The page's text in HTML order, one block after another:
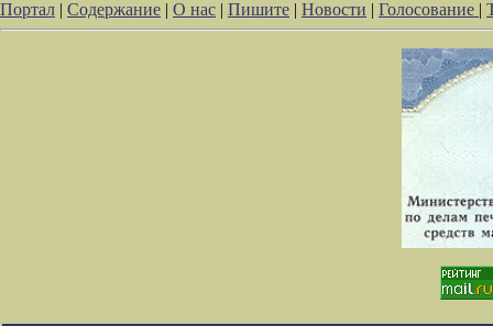
Портал | Содержание | О нас | Пишите | Новости | Голосование |